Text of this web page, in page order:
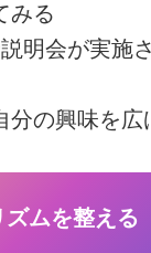
みる
明会が実施
分の興味を
ズムを整える